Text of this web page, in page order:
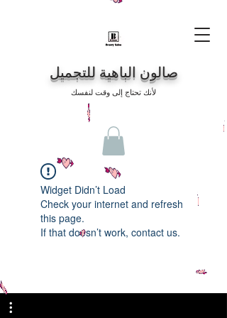
صالون الباهية للتجميل
لأنك تحتاج إلى وقت لنفسك
Widget Didn’t Load
Check your internet and refresh
this page.
If that doesn’t work, contact us.